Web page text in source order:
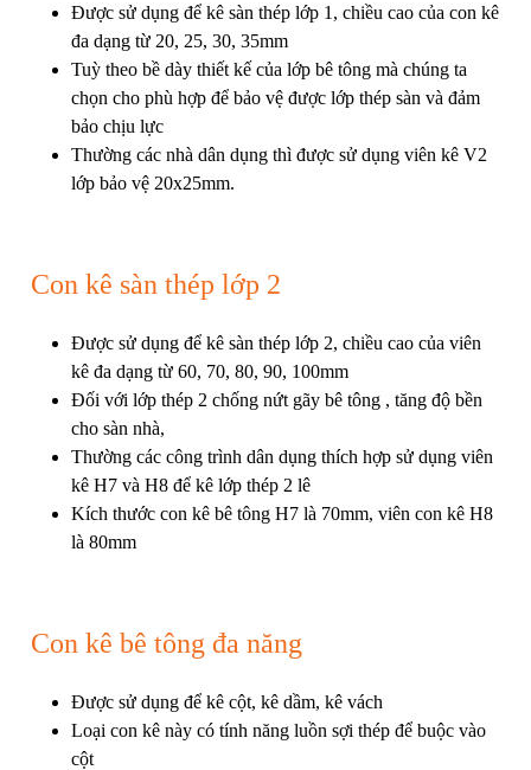
Được sử dụng để kê sàn thép lớp 1, chiều cao của con kê
đa dạng từ 20, 25, 30, 35mm
Tuỳ theo bề dày thiết kế của lớp bê tông mà chúng ta
chọn cho phù hợp để bảo vệ được lớp thép sàn và đảm
bảo chịu lực
Thường các nhà dân dụng thì được sử dụng viên kê V2
lớp bảo vệ 20x25mm.
Con kê sàn thép lớp 2
Được sử dụng để kê sàn thép lớp 2, chiều cao của viên
kê đa dạng từ 60, 70, 80, 90, 100mm
Đối với lớp thép 2 chống nứt gãy bê tông , tăng độ bền
cho sàn nhà,
Thường các công trình dân dụng thích hợp sử dụng viên
kê H7 và H8 để kê lớp thép 2 lê
Kích thước con kê bê tông H7 là 70mm, viên con kê H8
là 80mm
Con kê bê tông đa năng
Được sử dụng để kê cột, kê dầm, kê vách
Loại con kê này có tính năng luồn sợi thép để buộc vào
cột